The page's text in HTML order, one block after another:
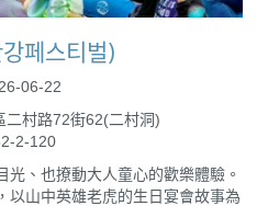
페스티벌)
06-22
二村路72街62(二村洞)
2-120
、也撩動大人童心的歡樂體驗。
以山中英雄老虎的生日宴會故事為